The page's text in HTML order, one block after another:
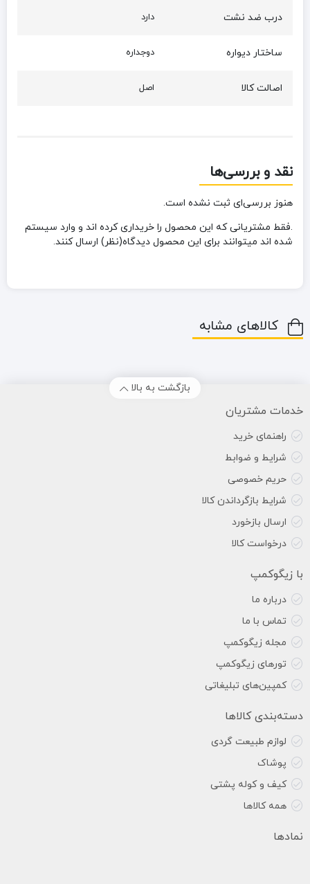
درب ضد نشت دارد
ساختار دیواره دوجداره
اصالت کالا اصل
نقد و بررسی‌ها
هنوز بررسی‌ای ثبت نشده است.
.فقط مشتریانی که این محصول را خریداری کرده اند و وارد سیستم
شده اند میتوانند برای این محصول دیدگاه(نظر) ارسال کنند.
کالاهای مشابه
بازگشت به بالا
خدمات مشتریان
راهنمای خرید
شرایط و ضوابط
حریم خصوصی
شرایط بازگرداندن کالا
ارسال بازخورد
درخواست کالا
با زیگوکمپ
درباره ما
تماس با ما
مجله زیگوکمپ
تورهای زیگوکمپ
کمپین‌های تبلیغاتی
دسته‌بندی کالاها
لوازم طبیعت گردی
پوشاک
کیف و کوله پشتی
همه کالاها
نمادها